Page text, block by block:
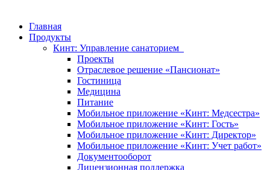
Главная
Продукты
Кинт: Управление санаторием
Проекты
Отраслевое решение «Пансионат»
Гостиница
Медицина
Питание
Мобильное приложение «Кинт: Медсестра»
Мобильное приложение «Кинт: Гость»
Мобильное приложение «Кинт: Директор»
Мобильное приложение «Кинт: Учет работ»
Документооборот
Лицензионная поддержка